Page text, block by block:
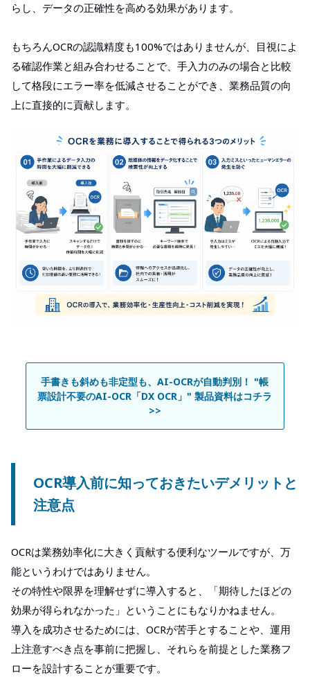
らし、データの正確性を高める効果があります。
もちろんOCRの認識精度も100%ではありませんが、目視によ
る確認作業と組み合わせることで、手入力のみの場合と比較
して格段にエラー率を低減させることができ、業務品質の向
上に直接的に貢献します。
手書きも斜めも非定型も、AI-OCRが自動判別！ "帳
票設計不要のAI-OCR「DX OCR」" 製品資料はコチラ
>>
OCR導入前に知っておきたいデメリットと
注意点
OCRは業務効率化に大きく貢献する便利なツールですが、万
能というわけではありません。
その特性や限界を理解せずに導入すると、「期待したほどの
効果が得られなかった」ということにもなりかねません。
導入を成功させるためには、OCRが苦手とすることや、運用
上注意すべき点を事前に把握し、それらを前提とした業務フ
ローを設計することが重要です。